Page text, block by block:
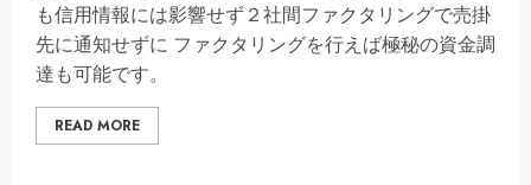
も信用情報には影響せず２社間ファクタリングで売掛
先に通知せずに ファクタリングを行えば極秘の資金調
達も可能です。
READ MORE